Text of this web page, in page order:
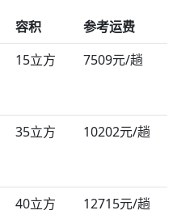
容积
参考运费
15立方 7509元/趟
35立方 10202元/趟
40立方 12715元/趟